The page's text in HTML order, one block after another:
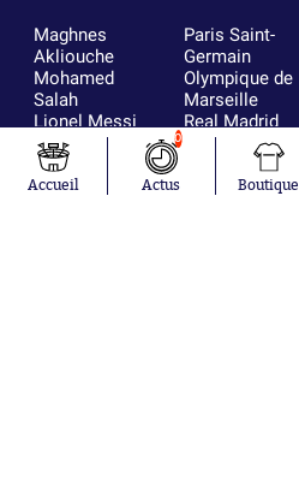
Maghnes
Akliouche
Mohamed
Salah
Lionel Messi
Ferrán Torres
Kilian Corredor
Franco
Paris Saint-
Germain
Olympique de
Marseille
Real Madrid
FIFA
Olympique
lyonnais
Accueil
0
Actus Boutique